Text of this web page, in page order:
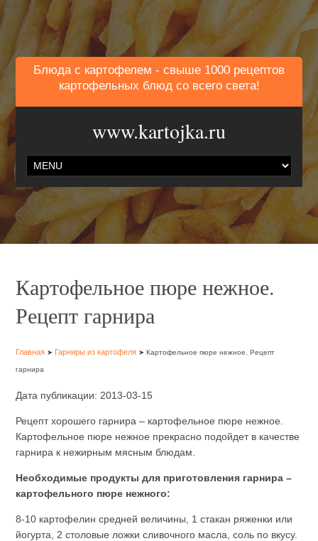
Блюда с картофелем - свыше 1000 рецептов
картофельных блюд со всего света!
www.kartojka.ru
Картофельное пюре нежное.
Рецепт гарнира
Главная ➤ Гарниры из картофеля ➤ Картофельное пюре нежное. Рецепт
гарнира
Дата публикации: 2013-03-15
Рецепт хорошего гарнира – картофельное пюре нежное.
Картофельное пюре нежное прекрасно подойдет в качестве
гарнира к нежирным мясным блюдам.
Необходимые продукты для приготовления гарнира –
картофельного пюре нежного:
8-10 картофелин средней величины, 1 стакан ряженки или
йогурта, 2 столовые ложки сливочного масла, соль по вкусу.